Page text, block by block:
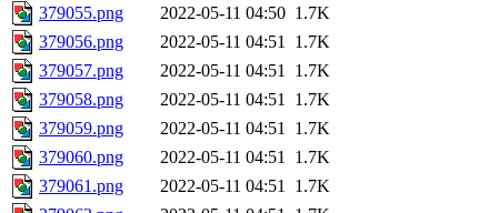
379055.png
2022-05-11 04:50 1.7K
379056.png
2022-05-11 04:51 1.7K
379057.png
2022-05-11 04:51 1.7K
379058.png
2022-05-11 04:51 1.7K
379059.png
2022-05-11 04:51 1.7K
379060.png
2022-05-11 04:51 1.7K
379061.png
2022-05-11 04:51 1.7K